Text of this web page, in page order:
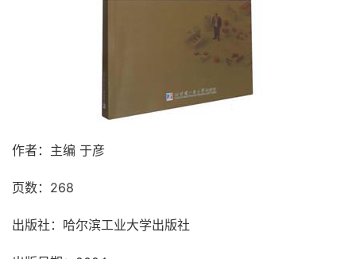
作者：主编 于彦
页数：268
出版社：哈尔滨工业大学出版社